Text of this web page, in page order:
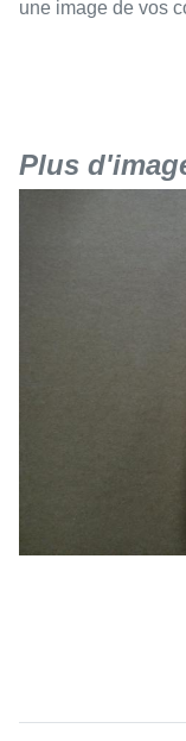
une image de vos
Plus